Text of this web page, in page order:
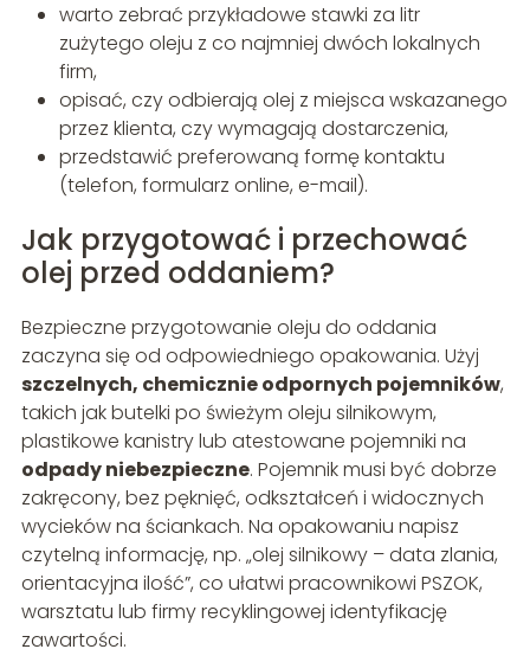
warto zebrać przykładowe stawki za litr
zużytego oleju z co najmniej dwóch lokalnych
firm,
opisać, czy odbierają olej z miejsca wskazanego
przez klienta, czy wymagają dostarczenia,
przedstawić preferowaną formę kontaktu
(telefon, formularz online, e-mail).
Jak przygotować i przechować
olej przed oddaniem?
Bezpieczne przygotowanie oleju do oddania
zaczyna się od odpowiedniego opakowania. Użyj
szczelnych, chemicznie odpornych pojemników,
takich jak butelki po świeżym oleju silnikowym,
plastikowe kanistry lub atestowane pojemniki na
odpady niebezpieczne. Pojemnik musi być dobrze
zakręcony, bez pęknięć, odkształceń i widocznych
wycieków na ściankach. Na opakowaniu napisz
czytelną informację, np. „olej silnikowy – data zlania,
orientacyjna ilość”, co ułatwi pracownikowi PSZOK,
warsztatu lub firmy recyklingowej identyfikację
zawartości.